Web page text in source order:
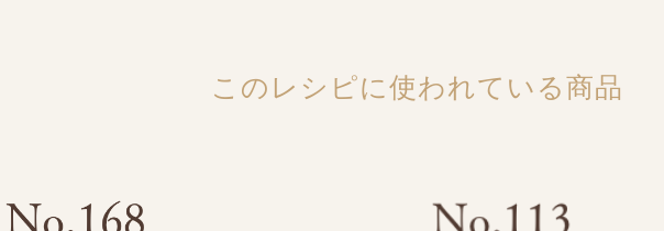
このレシピに使われている商品